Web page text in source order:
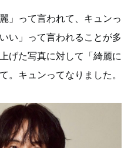
」って言われて、キュンっ
い」って言われることが多
げた写真に対して「綺麗に
。キュンってなりました。